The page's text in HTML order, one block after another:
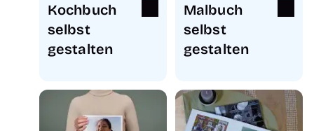
Kochbuch
selbst
gestalten
Malbuch
selbst
gestalten